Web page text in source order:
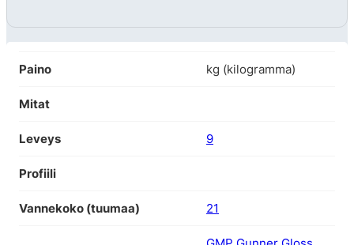
Paino kg (kilogramma)
Mitat
Leveys 9
Profiili
Vannekoko (tuumaa) 21